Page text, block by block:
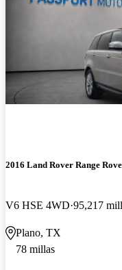
2016 Land Rover Range
V6 HSE 4WD 95,217
Plano, TX
78 millas